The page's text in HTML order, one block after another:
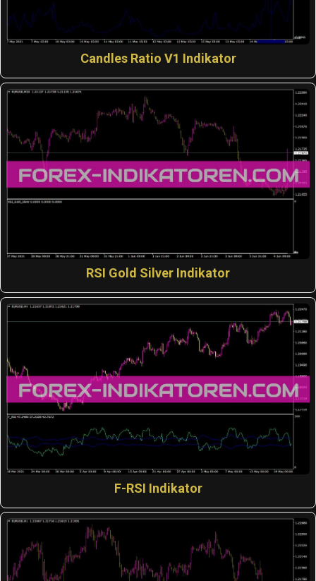
Candles Ratio V1 Indikator
RSI Gold Silver Indikator
F-RSI Indikator